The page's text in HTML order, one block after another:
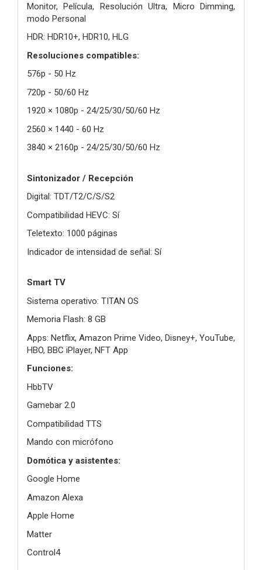
Monitor, Película, Resolución Ultra, Micro Dimming,
modo Personal
HDR: HDR10+, HDR10, HLG
Resoluciones compatibles:
576p - 50 Hz
720p - 50/60 Hz
1920 × 1080p - 24/25/30/50/60 Hz
2560 × 1440 - 60 Hz
3840 × 2160p - 24/25/30/50/60 Hz
Sintonizador / Recepción
Digital: TDT/T2/C/S/S2
Compatibilidad HEVC: Sí
Teletexto: 1000 páginas
Indicador de intensidad de señal: Sí
Smart TV
Sistema operativo: TITAN OS
Memoria Flash: 8 GB
Apps: Netflix, Amazon Prime Video, Disney+, YouTube,
HBO, BBC iPlayer, NFT App
Funciones:
HbbTV
Gamebar 2.0
Compatibilidad TTS
Mando con micrófono
Domótica y asistentes:
Google Home
Amazon Alexa
Apple Home
Matter
Control4